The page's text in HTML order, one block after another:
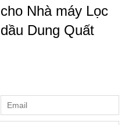
cho Nhà máy Lọc
dầu Dung Quất